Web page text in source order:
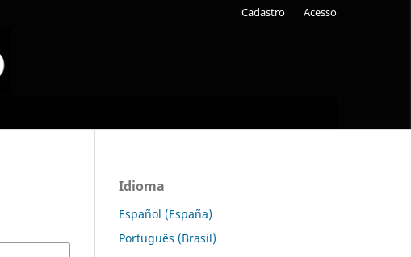
Cadastro Acesso
Idioma
Español (España)
Português (Brasil)